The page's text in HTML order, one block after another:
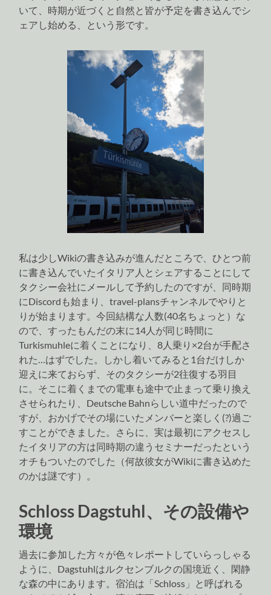
いて、時期が近づくと自然と皆が予定を書き込んでシ
ェアし始める、という形です。
私は少しWikiの書き込みが進んだところで、ひとつ前
に書き込んでいたイタリア人とシェアすることにして
タクシー会社にメールして予約したのですが、同時期
にDiscordも始まり、travel-plansチャンネルでやりと
りが始まります。今回結構な人数(40名ちょっと）な
ので、すったもんだの末に14人が同じ時間に
Turkismuhleに着くことになり、8人乗り×2台が手配さ
れた…はずでした。しかし着いてみると1台だけしか
迎えに来ておらず、そのタクシーが2往復する羽目
に。そこに着くまでの電車も途中で止まって乗り換え
させられたり、Deutsche Bahnらしい道中だったので
すが、おかげでその場にいたメンバーと楽しく(?)過ご
すことができました。さらに、実は最初にアクセスし
たイタリアの方は同時期の違うセミナーだったという
オチもついたのでした（何故彼女がWikiに書き込めた
のかは謎です）。
Schloss Dagstuhl、その設備や
環境
過去に参加した方々が色々レポートしていらっしゃる
ように、Dagstuhlはルクセンブルクの国境近く、閑静
な森の中にあります。宿泊は「Schloss」と呼ばれる